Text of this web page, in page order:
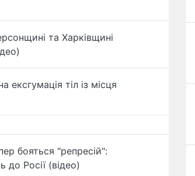
та Харківщині
ексгумація тіл із місця
бояться "репресій":
до Росії (відео)